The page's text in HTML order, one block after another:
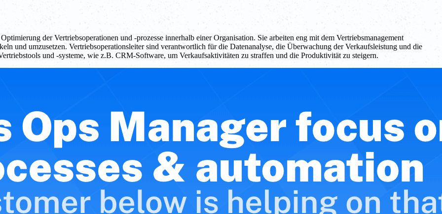
der Vertriebsoperationen und -prozesse innerhalb einer Organisation. Sie arbeiten eng mit dem Vertriebsmanagement
und umzusetzen. Vertriebsoperationsleiter sind verantwortlich für die Datenanalyse, die Überwachung der Verkaufsleistung und die
und -systeme, wie z.B. CRM-Software, um Verkaufsaktivitäten zu straffen und die Produktivität zu steigern.